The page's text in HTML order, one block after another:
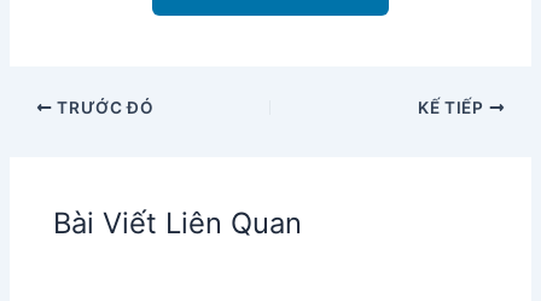
TRƯỚC ĐÓ KẾ TIẾP
Bài Viết Liên Quan